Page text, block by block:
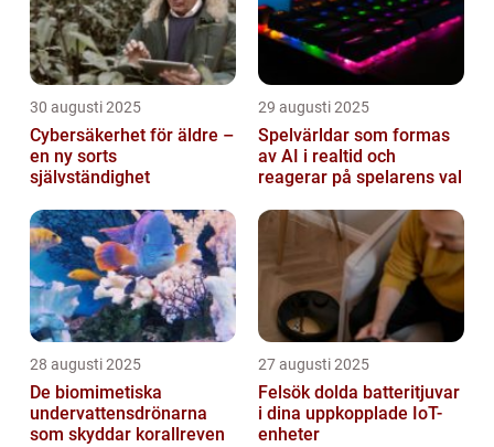
30 augusti 2025
Cybersäkerhet för äldre –
en ny sorts
självständighet
29 augusti 2025
Spelvärldar som formas
av AI i realtid och
reagerar på spelarens val
28 augusti 2025
De biomimetiska
undervattensdrönarna
som skyddar korallreven
27 augusti 2025
Felsök dolda batteritjuvar
i dina uppkopplade IoT-
enheter